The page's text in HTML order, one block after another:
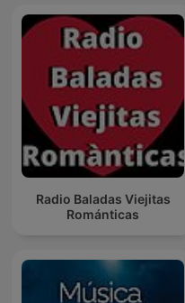
Radio Baladas Viejitas
Románticas